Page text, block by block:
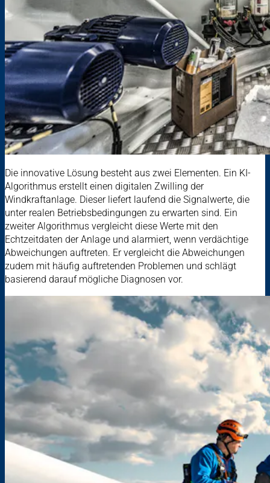
Die innovative Lösung besteht aus zwei Elementen. Ein KI-
Algorithmus erstellt einen digitalen Zwilling der
Windkraftanlage. Dieser liefert laufend die Signalwerte, die
unter realen Betriebsbedingungen zu erwarten sind. Ein
zweiter Algorithmus vergleicht diese Werte mit den
Echtzeitdaten der Anlage und alarmiert, wenn verdächtige
Abweichungen auftreten. Er vergleicht die Abweichungen
zudem mit häufig auftretenden Problemen und schlägt
basierend darauf mögliche Diagnosen vor.